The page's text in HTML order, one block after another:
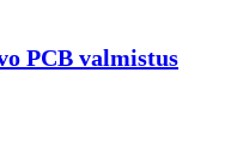
PCB valmistus